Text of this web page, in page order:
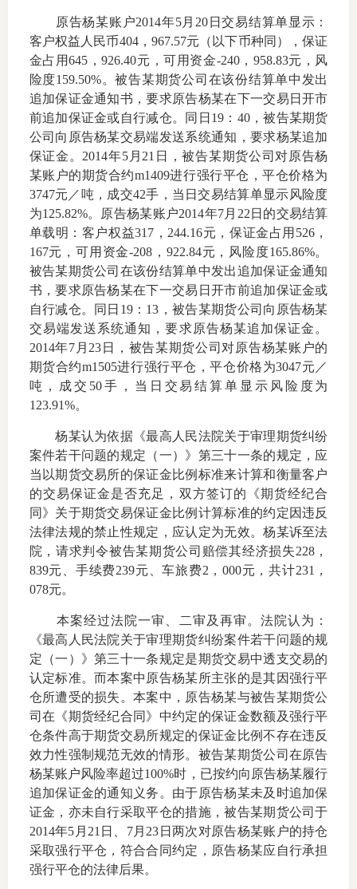
维权组
案情解
政策法
网上投
调解委
在线调
联系方
原告杨某账户2014年5月 20 日交易结算单显示：
客户权益人民币404， 967.57元（以下币种同），保证
金占用645 ，926.40元，可用资金-240， 958.83元，风
险度159.50%。被告某期货公司在该份结算单中发出
追加保证金通知书，要求原告杨某在下一交易日开市
前追加保证金或自行减仓。同日 19： 40，被告某期货
公司向原告杨某交易端发送系统通知，要求杨某追加
保证金。 2014年5月 21 日，被告某期货公司对原告杨
某账户的期货合约m1409进行强行平仓，平仓价格为
3747元／吨，成交42手，当日交易结算单显示风险度
为125.82%。原告杨某账户2014年7月 22 日的交易结算
单载明：客户权益317 ， 244.16元，保证金占用 526，
167元，可用资金-208 ， 922.84元，风险度165.86%。
被告某期货公司在该份结算单中发出追加保证金通知
书，要求原告杨某在下一交易日开市前追加保证金或
自行减仓。同日 19： 13 ，被告某期货公司向原告杨某
交易端发送系统通知，要求原告杨某追加保证金。
2014年7月 23 日，被告某期货公司对原告杨某账户的
期货合约m1505进行强行平仓，平仓价格为3047元／
吨，成交 50手，当日交易结算单显示风险度为
123.91%。
杨某认为依据《最高人民法院关于审理期货纠纷
案件若干问题的规定（一）》第三十一条的规定，应
当以期货交易所的保证金比例标准来计算和衡量客户
的交易保证金是否充足，双方签订的《期货经纪合
同》关于期货交易保证金比例计算标准的约定因违反
法律法规的禁止性规定，应认定为无效。杨某诉至法
院，请求判令被告某期货公司赔偿其经济损失228，
839元、手续费239元、车旅费2 ， 000元，共计231 ，
078元。
本案经过法院一审、二审及再审。法院认为：
《最高人民法院关于审理期货纠纷案件若干问题的规
定（一）》第三十一条规定是期货交易中透支交易的
认定标准。而本案中原告杨某所主张的是其因强行平
仓所遭受的损失。本案中，原告杨某与被告某期货公
司在《期货经纪合同》中约定的保证金数额及强行平
仓条件高于期货交易所规定的保证金比例不存在违反
效力性强制规范无效的情形。被告某期货公司在原告
杨某账户风险率超过100%时，已按约向原告杨某履行
追加保证金的通知义务。由于原告杨某未及时追加保
证金，亦未自行采取平仓的措施，被告某期货公司于
2014年5 月 21 日、 7月 23 日两次对原告杨某账户的持仓
采取强行平仓，符合合同约定，原告杨某应自行承担
强行平仓的法律后果。